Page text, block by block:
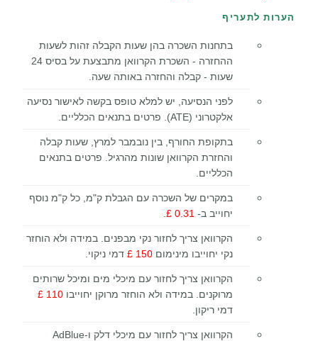
הערות לתעריף
בתחנות השכרה בהן שעות הקבלה זהות לשעות
ההחזרה - השכרת הקרוואן מתבצעת על בסיס 24
שעות - קבלה והחזרה באותה שעה.
לפני הנסיעה, יש למלא טופס בקשה לאישור נסיעה
אלקטרוני (ATE). פרטים בתנאים הכלליים.
בתקופת החורף, בין נובמבר למרץ, שעות קבלה
והחזרת הקרוואן שונות מהרגיל. פרטים בתנאים
הכלליים.
במקרים של השכרה עם הגבלת ק"מ, כל ק"מ נוסף
יחוייב ב- 0.31 £
הקרוואן צריך לחזור נקי מבפנים. במידה ולא הוחזר
נקי יחוייבו מינימום 150 £ דמי ניקוי.
הקרוואן צריך לחזור עם מיכלי מים ומיכל שרותים
מרוקנים. במידה ולא הוחזר מרוקן יחוייבו 110 £
דמי ריקון.
הקרוואן צריך לחזור עם מיכלי דלק ו-AdBlue